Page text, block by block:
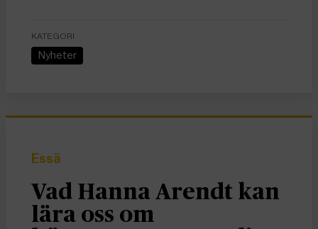
KATEGORI
Nyheter
Essä
Vad Hanna Arendt kan
lära oss om